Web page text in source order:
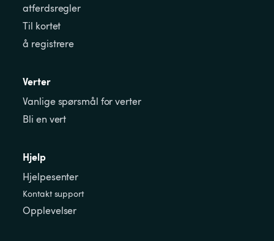
atferdsregler
Til kortet
å registrere
Verter
Vanlige spørsmål for verter
Bli en vert
Hjelp
Hjelpesenter
Kontakt support
Opplevelser